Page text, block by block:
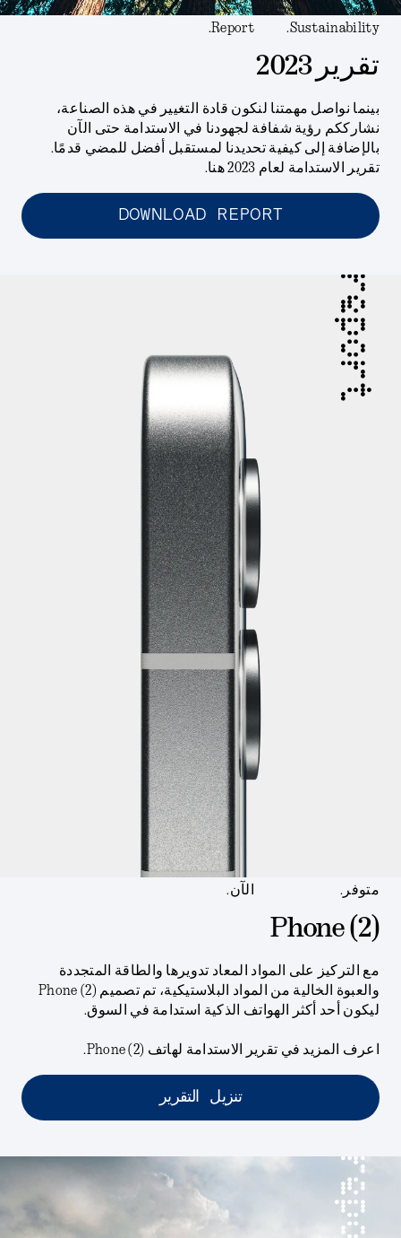
Sustainability.
Report.
تقرير 2023
بينما نواصل مهمتنا لنكون قادة التغيير في هذه الصناعة،
نشارككم رؤية شفافة لجهودنا في الاستدامة حتى الآن
بالإضافة إلى كيفية تحديدنا لمستقبل أفضل للمضي قدمًا.
تقرير الاستدامة لعام 2023 هنا.
DOWNLOAD REPORT
report
متوفر. الآن.
Phone (2)‎
مع التركيز على المواد المعاد تدويرها والطاقة المتجددة
والعبوة الخالية من المواد البلاستيكية‬‏‫، تم تصميم Phone (2)
ليكون أحد أكثر الهواتف الذكية استدامة في السوق.
اعرف المزيد في تقرير الاستدامة لهاتف Phone (2)‎.
تنزيل التقرير